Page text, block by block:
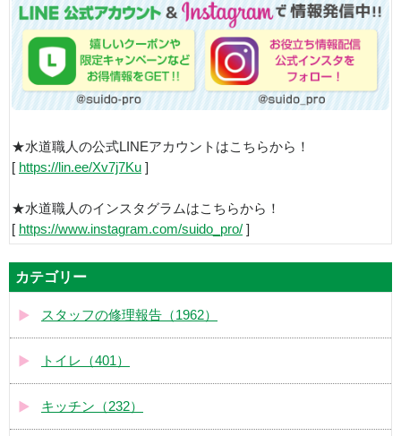
★水道職人の公式LINEアカウントはこちらから！
[ https://lin.ee/Xv7j7Ku ]
★水道職人のインスタグラムはこちらから！
[ https://www.instagram.com/suido_pro/ ]
カテゴリー
スタッフの修理報告（1962）
トイレ（401）
キッチン（232）